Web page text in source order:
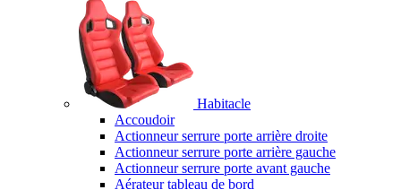
Habitacle
Accoudoir
Actionneur serrure porte arrière droite
Actionneur serrure porte arrière gauche
Actionneur serrure porte avant gauche
Aérateur tableau de bord